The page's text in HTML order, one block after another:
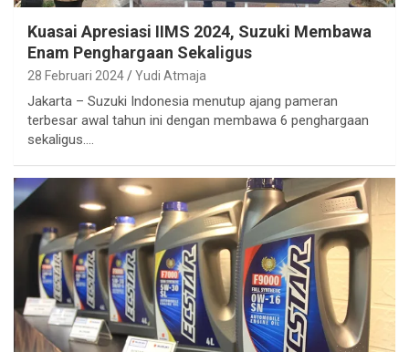
Kuasai Apresiasi IIMS 2024, Suzuki Membawa
Enam Penghargaan Sekaligus
28 Februari 2024 Yudi Atmaja
Jakarta – Suzuki Indonesia menutup ajang pameran
terbesar awal tahun ini dengan membawa 6 penghargaan
sekaligus.…